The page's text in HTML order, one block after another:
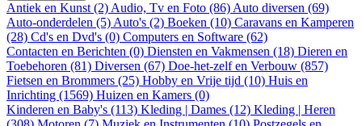
Antiek en Kunst (2) Audio, Tv en Foto (86) Auto diversen (69)
Auto-onderdelen (5) Auto's (2) Boeken (10) Caravans en Kamperen
(28) Cd's en Dvd's (0) Computers en Software (62)
Contacten en Berichten (0) Diensten en Vakmensen (18) Dieren en
Toebehoren (81) Diversen (67) Doe-het-zelf en Verbouw (857)
Fietsen en Brommers (25) Hobby en Vrije tijd (10) Huis en
Inrichting (1569) Huizen en Kamers (0)
Kinderen en Baby's (113) Kleding | Dames (12) Kleding | Heren